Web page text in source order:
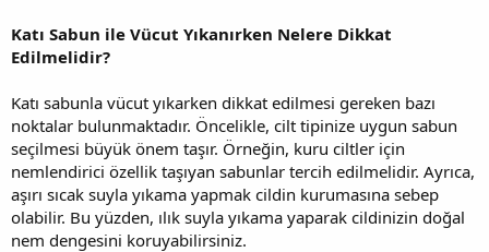
Katı Sabun ile Vücut Yıkanırken Nelere Dikkat
Edilmelidir?
Katı sabunla vücut yıkarken dikkat edilmesi gereken bazı
noktalar bulunmaktadır. Öncelikle, cilt tipinize uygun sabun
seçilmesi büyük önem taşır. Örneğin, kuru ciltler için
nemlendirici özellik taşıyan sabunlar tercih edilmelidir. Ayrıca,
aşırı sıcak suyla yıkama yapmak cildin kurumasına sebep
olabilir. Bu yüzden, ılık suyla yıkama yaparak cildinizin doğal
nem dengesini koruyabilirsiniz.